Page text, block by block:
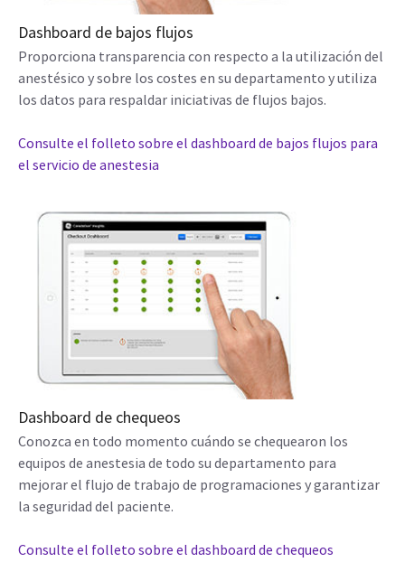
Dashboard de bajos flujos
Proporciona transparencia con respecto a la utilización del
anestésico y sobre los costes en su departamento y utiliza
los datos para respaldar iniciativas de flujos bajos.
Consulte el folleto sobre el dashboard de bajos flujos para
el servicio de anestesia
Dashboard de chequeos
Conozca en todo momento cuándo se chequearon los
equipos de anestesia de todo su departamento para
mejorar el flujo de trabajo de programaciones y garantizar
la seguridad del paciente.
Consulte el folleto sobre el dashboard de chequeos